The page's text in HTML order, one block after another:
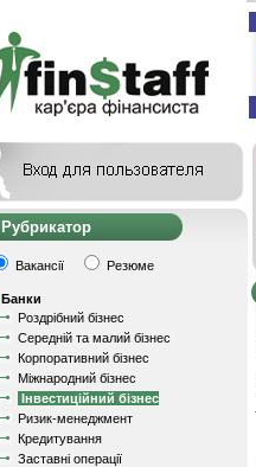
Рубрикатор
Вакансії Резюме
Банки
Роздрібний бізнес
Середній та малий бізнес
Корпоративний бізнес
Міжнародний бізнес
Інвестиційний бізнес
Ризик-менеджмент
Кредитування
Заставні операції